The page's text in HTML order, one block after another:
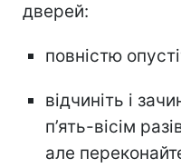
дверей:
повністю
відчиніть і
п’ять-вісім
але